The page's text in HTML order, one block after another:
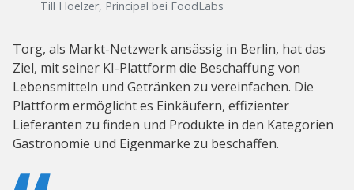
Till Hoelzer, Principal bei FoodLabs
Torg, als Markt-Netzwerk ansässig in Berlin, hat das
Ziel, mit seiner KI-Plattform die Beschaffung von
Lebensmitteln und Getränken zu vereinfachen. Die
Plattform ermöglicht es Einkäufern, effizienter
Lieferanten zu finden und Produkte in den Kategorien
Gastronomie und Eigenmarke zu beschaffen.